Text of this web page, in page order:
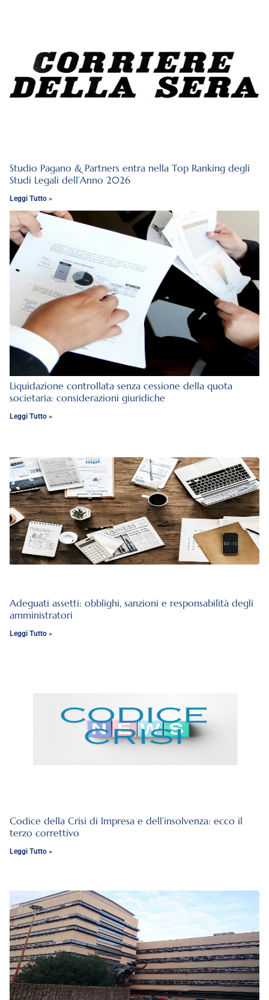
Studio Pagano & Partners entra nella Top Ranking degli
Studi Legali dell’Anno 2026
Leggi Tutto »
Liquidazione controllata senza cessione della quota
societaria: considerazioni giuridiche
Leggi Tutto »
Adeguati assetti: obblighi, sanzioni e responsabilità degli
amministratori
Leggi Tutto »
Codice della Crisi di Impresa e dell’insolvenza: ecco il
terzo correttivo
Leggi Tutto »